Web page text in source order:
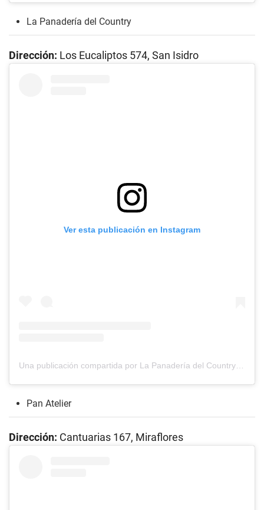
La Panadería del Country
Dirección: Los Eucaliptos 574, San Isidro
Ver esta publicación en Instagram
Una publicación compartida por La Panadería del Country (@lapanaderiadelcountry)
Pan Atelier
Dirección: Cantuarias 167, Miraflores